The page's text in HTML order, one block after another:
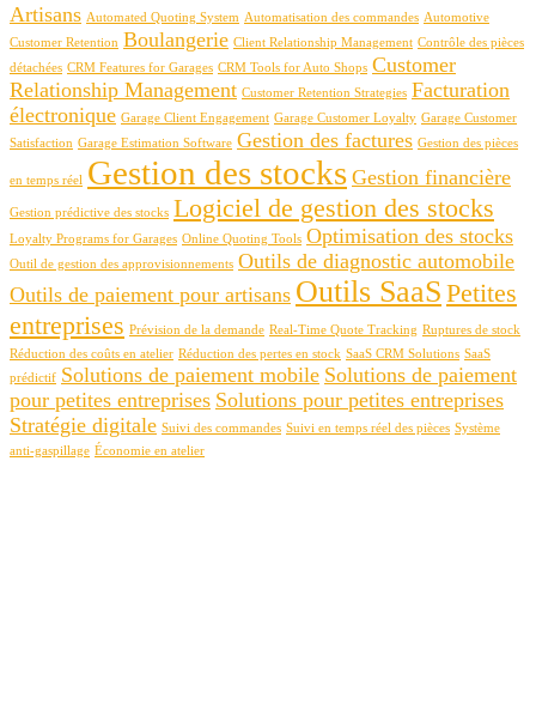
Artisans Automated Quoting System Automatisation des commandes Automotive
Customer Retention Boulangerie Client Relationship Management Contrôle des pièces
détachées CRM Features for Garages CRM Tools for Auto Shops Customer
Relationship Management Customer Retention Strategies Facturation
électronique Garage Client Engagement Garage Customer Loyalty Garage Customer
Satisfaction Garage Estimation Software Gestion des factures Gestion des pièces
en temps réel Gestion des stocks Gestion financière
Gestion prédictive des stocks Logiciel de gestion des stocks
Loyalty Programs for Garages Online Quoting Tools Optimisation des stocks
Outil de gestion des approvisionnements Outils de diagnostic automobile
Outils de paiement pour artisans Outils SaaS Petites
entreprises Prévision de la demande Real-Time Quote Tracking Ruptures de stock
Réduction des coûts en atelier Réduction des pertes en stock SaaS CRM Solutions SaaS
prédictif Solutions de paiement mobile Solutions de paiement
pour petites entreprises Solutions pour petites entreprises
Stratégie digitale Suivi des commandes Suivi en temps réel des pièces Système
anti-gaspillage Économie en atelier